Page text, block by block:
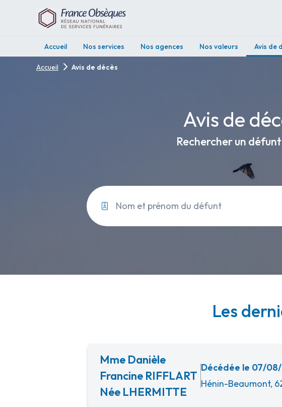
Accueil Nos services Nos agences Nos valeurs Avis de
Accueil Avis de décès
Avis de
Rechercher un
Les
Mme Danièle
Francine RIFFLART
Née LHERMITTE
Décédée le 07/
Hénin-Beaumont,